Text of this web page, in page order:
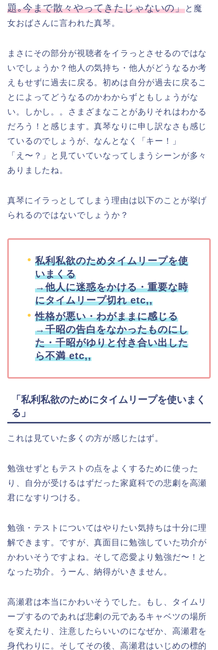
題｡今まで散々やってきたじゃないの」と魔
女おばさんに言われた真琴。
まさにその部分が視聴者をイラっとさせるのではな
いでしょうか？他人の気持ち・他人がどうなるか考
えもせずに過去に戻る。初めは自分が過去に戻るこ
とによってどうなるのかわからずともしょうがな
い。しかし。。さまざまなことがありそれはわかる
だろう！と感じます。真琴なりに申し訳なさも感じ
ているのでしょうが、なんとなく「キー！」
「え〜？」と見ていていなってしまうシーンが多々
ありましたね。
真琴にイラっとしてしまう理由は以下のことが挙げ
られるのではないでしょうか？
私利私欲のためタイムリープを使
いまくる
→他人に迷惑をかける・重要な時
にタイムリープ切れ etc,,
性格が悪い・わがままに感じる
→千昭の告白をなかったものにし
た・千昭がゆりと付き合い出した
ら不満 etc,,
「私利私欲のためにタイムリープを使いまく
る」
これは見ていた多くの方が感じたはず。
勉強せずともテストの点をよくするために使った
り、自分が受けるはずだった家庭科での悲劇を高瀬
君になすりつける。
勉強・テストについてはやりたい気持ちは十分に理
解できます。ですが、真面目に勉強していた功介が
かわいそうですよね。そして恋愛より勉強だ〜！と
なった功介。うーん、納得がいきません。
高瀬君は本当にかわいそうでした。もし、タイムリ
ープするのであれば悲劇の元であるキャベツの場所
を変えたり、注意したらいいのになぜか、高瀬君を
身代わりに。そしてその後、高瀬君はいじめの標的